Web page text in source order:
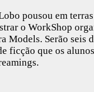
pousou em
o WorkShop
Models. Serão seis
ficção que os